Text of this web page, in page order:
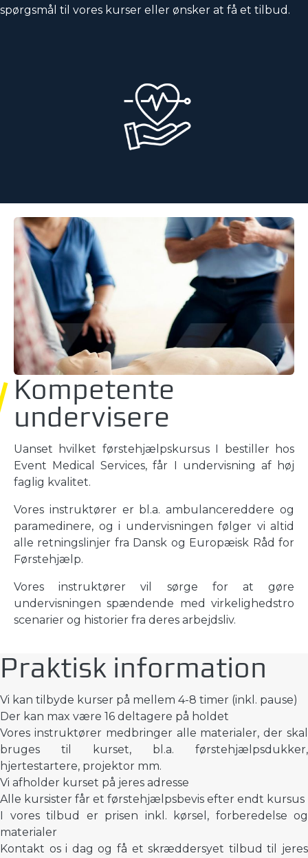
spørgsmål til vores kurser eller ønsker at få et tilbud.
Kompetente
undervisere
Uanset hvilket førstehjælpskursus I bestiller hos
Event Medical Services, får I undervisning af høj
faglig kvalitet.
Vores instruktører er bl.a. ambulancereddere og
paramedinere, og i undervisningen følger vi altid
alle retningslinjer fra Dansk og Europæisk Råd for
Førstehjælp.
Vores instruktører vil sørge for at gøre
undervisningen spændende med virkelighedstro
scenarier og historier fra deres arbejdsliv.
Praktisk information
Vi kan tilbyde kurser på mellem 4-8 timer (inkl. pause)
Der kan max være 16 deltagere på holdet
Vores instruktører medbringer alle materialer, der skal
bruges til kurset, bl.a. førstehjælpsdukker,
hjertestartere, projektor mm.
Vi afholder kurset på jeres adresse
Alle kursister får et førstehjælpsbevis efter endt kursus
I vores tilbud er prisen inkl. kørsel, forberedelse og
materialer
Kontakt os i dag og få et skræddersyet tilbud til jeres